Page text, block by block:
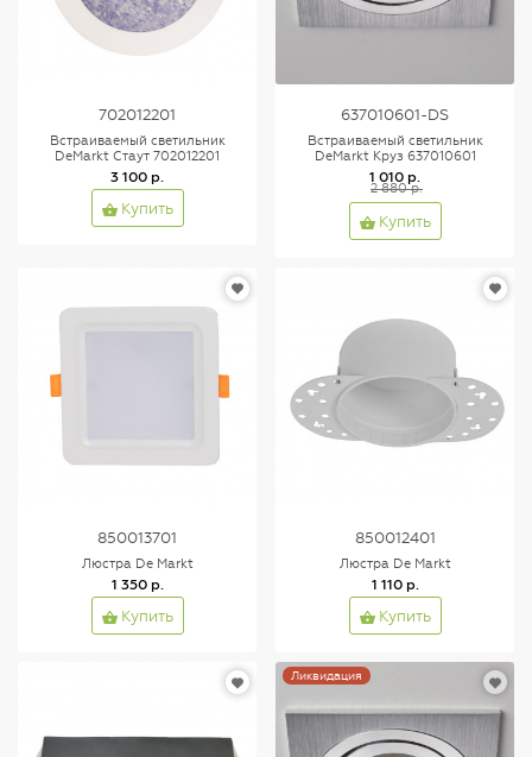
702012201
Встраиваемый светильник
DeMarkt Стаут 702012201
3 100 р.
Купить
637010601-DS
Встраиваемый светильник
DeMarkt Круз 637010601
1 010 р.
2 880 р.
Купить
850013701
Люстра De Markt
1 350 р.
Купить
850012401
Люстра De Markt
1 110 р.
Купить
Ликвидация